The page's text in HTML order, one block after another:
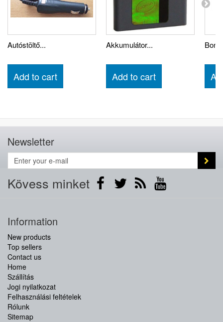
Autóstöltő...
Add to cart
Akkumulátor...
Add to cart
Newsletter
Kövess minket
Information
New products
Top sellers
Contact us
Home
Szállítás
Jogi nyilatkozat
Felhasználási feltételek
Rólunk
Sitemap